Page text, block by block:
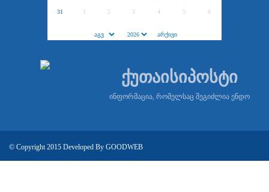
31 1 2 3 4 5 6
ქუთაისიპოსტი
ინფორმაცია, რომელსაც შეგიძლია ენდო
© Copyright 2015 Developed By GOODWEB